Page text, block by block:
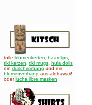
tolle blumenketten haarclips
tiki kerzen
tiki mugs hula dolls
ein duschvorhang und ein
blumenvorhang aus alohawaii!
oderlucha libre masken